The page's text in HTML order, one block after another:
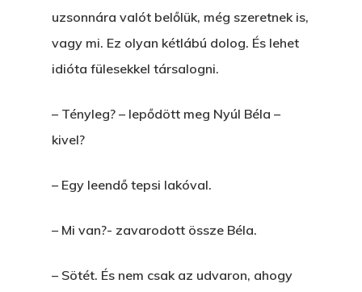
uzsonnára valót belőlük, még szeretnek is,
vagy mi. Ez olyan kétlábú dolog. És lehet
idióta fülesekkel társalogni.
– Tényleg? – lepődött meg Nyúl Béla –
kivel?
– Egy leendő tepsi lakóval.
– Mi van?- zavarodott össze Béla.
– Sötét. És nem csak az udvaron, ahogy